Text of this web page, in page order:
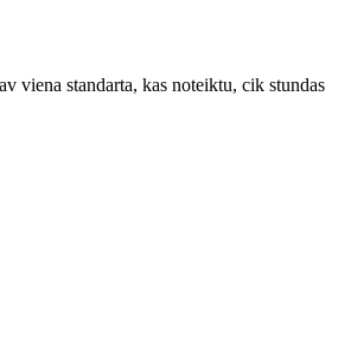
viena standarta, kas noteiktu, cik stundas